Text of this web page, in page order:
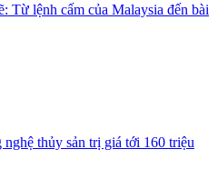
Từ lệnh cấm của Malaysia đến bài
thủy sản trị giá tới 160 triệu